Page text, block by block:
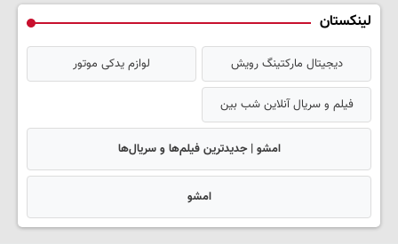
لینکستان
دیجیتال مارکتینگ رویش لوازم یدکی موتور
فیلم و سریال آنلاین شب بین
امشو | جدیدترین فیلم‌ها و سریال‌ها
امشو